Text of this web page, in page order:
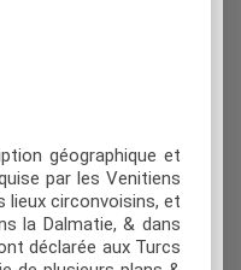
géographique et
par les Venitiens
lieux circonvoisins, et
la Dalmatie, & dans
déclarée aux Turcs